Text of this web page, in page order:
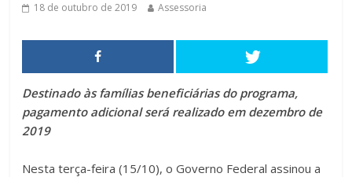
18 de outubro de 2019 Assessoria
Destinado às famílias beneficiárias do programa,
pagamento adicional será realizado em dezembro de
2019
Nesta terça-feira (15/10), o Governo Federal assinou a